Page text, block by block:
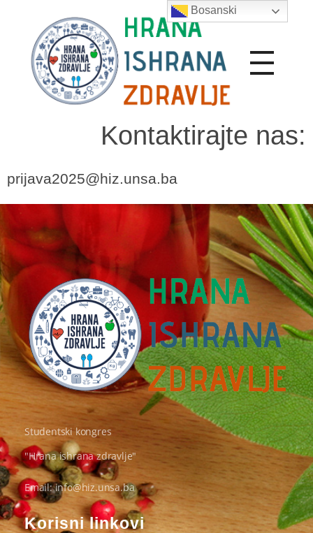
Kontaktirajte nas:
prijava2025@hiz.unsa.ba
Hrana Ishrana Zdravlje
Studentski kongres
"Hrana ishrana zdravlje"
Email: info@hiz.unsa.ba
Korisni linkovi
Bosanski